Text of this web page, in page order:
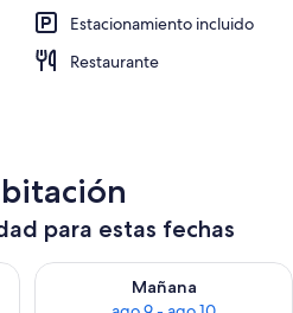
Desayuno buffet todos los días (con
Estacionamiento incluido
Restaurante
para estas fechas
hoy ago 8 - ago 9
Mañana
Consulta la disponibilidad